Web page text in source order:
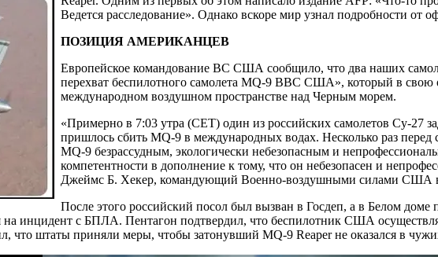
Ведется расследование». Однако вскоре мир узнал подробности
ПОЗИЦИЯ АМЕРИКАНЦЕВ
Европейское командование ВС США сообщило, что два наших
перехват беспилотного самолета MQ-9 ВВС США», который в свою
международном воздушном пространстве над Черным морем.
«Примерно в 7:03 утра (CET) один из российских самолетов Су-27
пришлось сбить MQ-9 в международных водах. Несколько раз
MQ-9 безрассудным, экологически небезопасным и
компетентности в дополнение к тому, что он небезопасен и
Джеймс Б. Хекер, командующий Военно-воздушными силами США
После этого российский посол был вызван в Госдеп, а в Белом
инцидент с БПЛА. Пентагон подтвердил, что беспилотник США
что штаты приняли меры, чтобы затонувший MQ-9 Reaper не оказался в